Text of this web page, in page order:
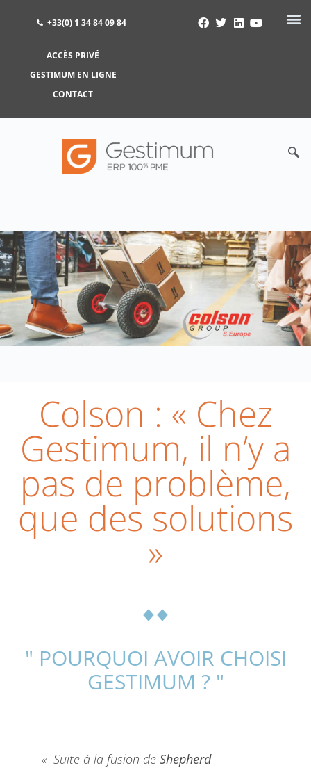
ACCÈS PRIVÉ
GESTIMUM EN LIGNE
CONTACT
+33(0) 1 34 84 09 84
Colson : « Chez
Gestimum, il n’y a
pas de problème,
que des solutions
»
" POURQUOI AVOIR CHOISI
GESTIMUM ? "
« Suite à la fusion de Shepherd